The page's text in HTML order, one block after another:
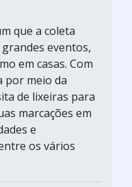
que a coleta
eventos,
em casas. Com
por meio da
de lixeiras para
marcações em
e
os vários